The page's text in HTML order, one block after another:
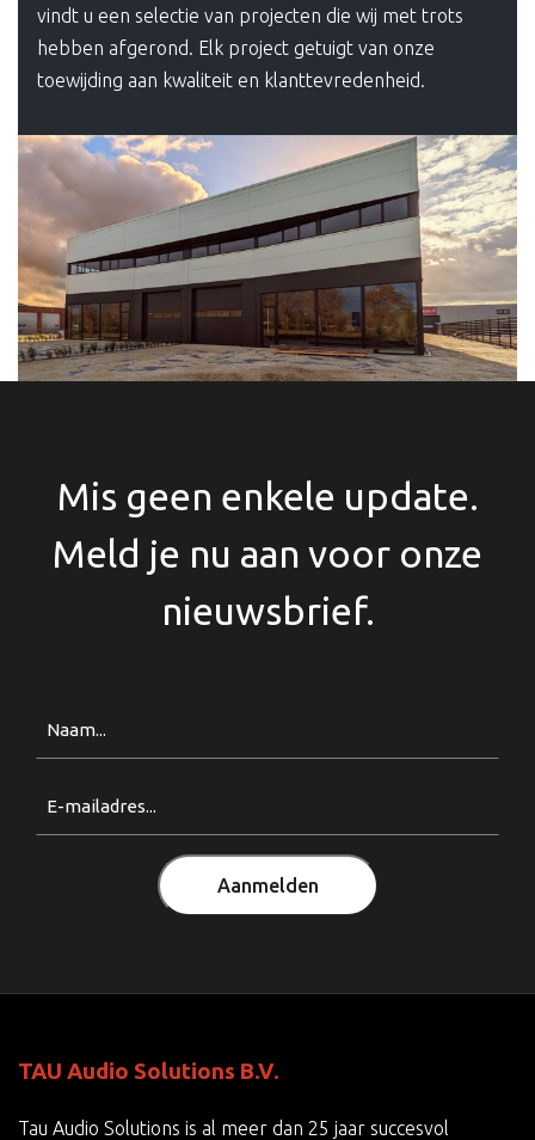
vindt u een selectie van projecten die wij met trots
hebben afgerond. Elk project getuigt van onze
toewijding aan kwaliteit en klanttevredenheid.
Mis geen enkele update.
Meld je nu aan voor onze
nieuwsbrief.
Aanmelden
TAU Audio Solutions B.V.
Tau Audio Solutions is al meer dan 25 jaar succesvol